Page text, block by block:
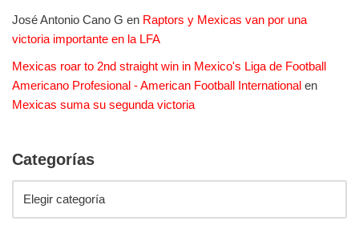
José Antonio Cano G en Raptors y Mexicas van por una
victoria importante en la LFA
Mexicas roar to 2nd straight win in Mexico's Liga de Football
Americano Profesional - American Football International en
Mexicas suma su segunda victoria
Categorías